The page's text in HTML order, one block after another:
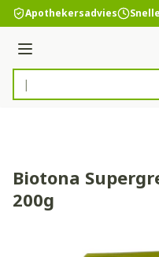
Ga naar de inhoud
Apothekersadvies
Menu
Product, merk,
Biotona
200g